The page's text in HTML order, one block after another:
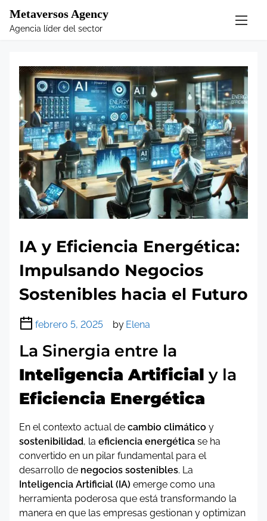
Metaversos Agency
Agencia líder del sector
IA y Eficiencia Energética:
Impulsando Negocios
Sostenibles hacia el Futuro
febrero 5, 2025 by Elena
La Sinergia entre la
Inteligencia Artificial y la
Eficiencia Energética
En el contexto actual de cambio climático y
sostenibilidad, la eficiencia energética se ha
convertido en un pilar fundamental para el
desarrollo de negocios sostenibles. La
Inteligencia Artificial (IA) emerge como una
herramienta poderosa que está transformando la
manera en que las empresas gestionan y optimizan